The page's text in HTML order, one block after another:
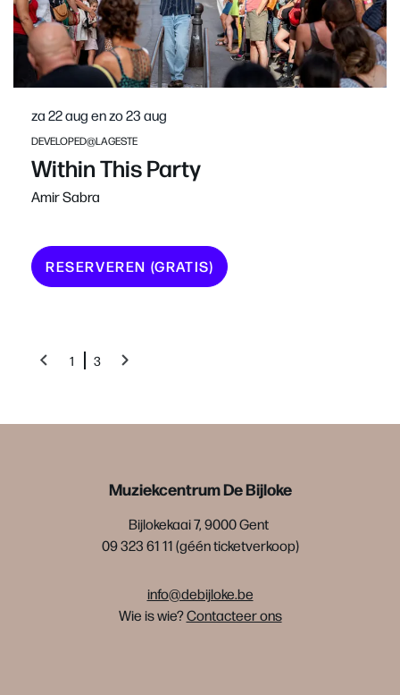
Within This Party
Amir Sabra
DEVELOPED@LAGESTE
za 22 augenzo 23 aug
RESERVEREN (GRATIS)
1 3
Muziekcentrum De Bijloke
Bijlokekaai 7, 9000 Gent
09 323 61 11 (géén ticketverkoop)
info@debijloke.be
Wie is wie?Contacteer ons